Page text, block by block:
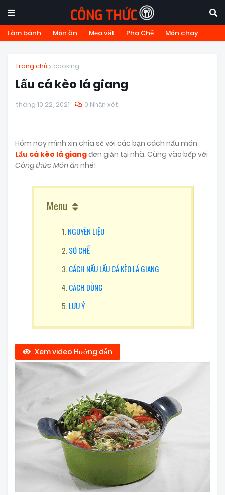
Làm bánh Món ăn Mẹo vặt Pha Chế Món chay
Trang chủ cooking
Lẩu cá kèo lá giang
tháng 10 22, 2021 0 Nhận xét
Hôm nay mình xin chia sẻ với các bạn cách nấu món
Lẩu cá kèo lá giangđơn giản tại nhà. Cùng vào bếp với
Công thức Món ănnhé!
Menu
NGUYÊN LIỆU
SƠ CHẾ
CÁCH NẤU LẨU CÁ KÈO LÁ GIANG
CÁCH DÙNG
LƯU Ý
Xem video Hướng dẫn